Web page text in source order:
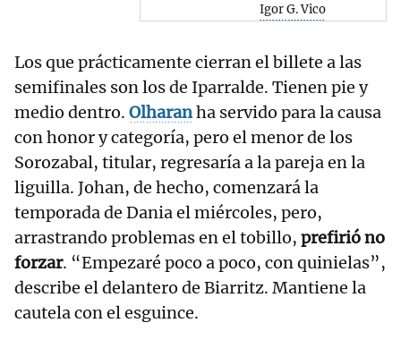
Igor G. Vico
Los que prácticamente cierran el billete a las
semifinales son los de Iparralde. Tienen pie y
medio dentro. Olharanha servido para la causa
con honor y categoría, pero el menor de los
Sorozabal, titular, regresaría a la pareja en la
liguilla. Johan, de hecho, comenzará la
temporada de Dania el miércoles, pero,
arrastrando problemas en el tobillo, prefirió no
forzar. “Empezaré poco a poco, con quinielas”,
describe el delantero de Biarritz. Mantiene la
cautela con el esguince.